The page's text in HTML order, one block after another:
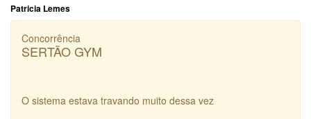
Patricia Lemes
Concorrência
SERTÃO GYM
O sistema estava travando muito dessa vez